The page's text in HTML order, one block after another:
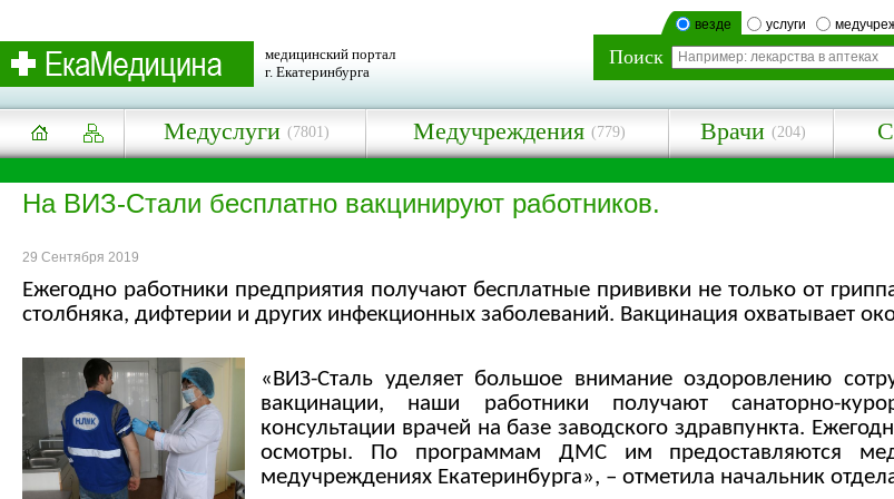
везде услуги
Поиск
медицинский портал
г. Екатеринбурга
Медуслуги (7801) Медучреждения (779) Врачи (204)
На ВИЗ-Стали бесплатно вакцинируют работников.
29 Сентября 2019
Ежегодно работники предприятия получают бесплатные прививки не только от
столбняка, дифтерии и других инфекционных заболеваний. Вакцинация охватывает
«ВИЗ-Сталь уделяет большое внимание оздоровлению
вакцинации, наши работники получают санаторно-
консультации врачей на базе заводского здравпункта.
осмотры. По программам ДМС им предоставляются
медучреждениях Екатеринбурга», – отметила начальник